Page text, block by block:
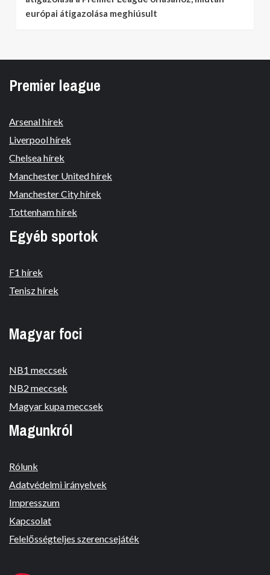
európai átigazolása meghiúsult
Premier league
Arsenal hírek
Liverpool hírek
Chelsea hírek
Manchester United hírek
Manchester City hírek
Tottenham hírek
Egyéb sportok
F1 hírek
Tenisz hírek
Magyar foci
NB1 meccsek
NB2 meccsek
Magyar kupa meccsek
Magunkról
Rólunk
Adatvédelmi irányelvek
Impresszum
Kapcsolat
Felelősségteljes szerencsejáték